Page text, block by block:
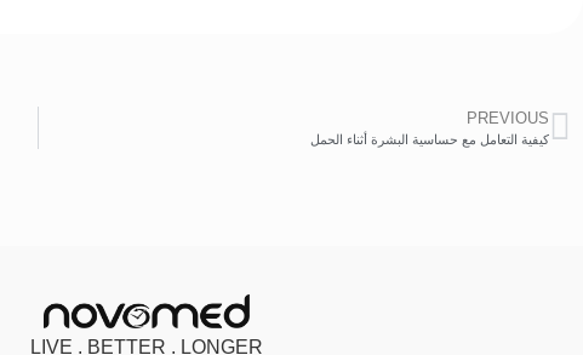
PREVIOUS
كيفية التعامل مع حساسية البشرة أثناء الحمل
LIVE . BETTER . LONGER